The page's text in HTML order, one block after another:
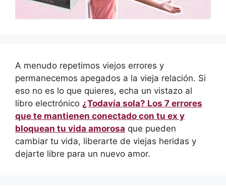
A menudo repetimos viejos errores y
permanecemos apegados a la vieja relación. Si
eso no es lo que quieres, echa un vistazo al
libro electrónico ¿Todavía sola? Los 7 errores
que te mantienen conectado con tu ex y
bloquean tu vida amorosa que pueden
cambiar tu vida, liberarte de viejas heridas y
dejarte libre para un nuevo amor.